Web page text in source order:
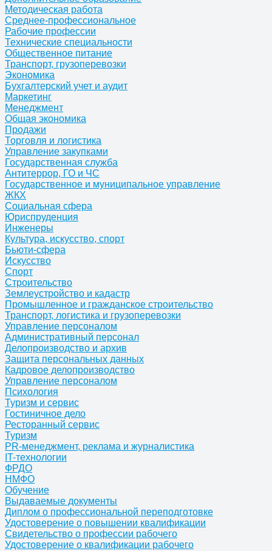
Методическая работа
Среднее-профессиональное
Рабочие профессии
Технические специальности
Общественное питание
Транспорт, грузоперевозки
Экономика
Бухгалтерский учет и аудит
Маркетинг
Менеджмент
Общая экономика
Продажи
Торговля и логистика
Управление закупками
Государственная служба
Антитеррор, ГО и ЧС
Государственное и муниципальное управление
ЖКХ
Социальная сфера
Юриспруденция
Инженеры
Культура, искусство, спорт
Бьюти-сфера
Искусство
Спорт
Строительство
Землеустройство и кадастр
Промышленное и гражданское строительство
Транспорт, логистика и грузоперевозки
Управление персоналом
Административный персонал
Делопроизводство и архив
Защита персональных данных
Кадровое делопроизводство
Управление персоналом
Психология
Туризм и сервис
Гостиничное дело
Ресторанный сервис
Туризм
PR-менеджмент, реклама и журналистика
IT-технологии
ФРДО
НМФО
Обучение
Выдаваемые документы
Диплом о профессиональной переподготовке
Удостоверение о повышении квалификации
Свидетельство о профессии рабочего
Удостоверение о квалификации рабочего